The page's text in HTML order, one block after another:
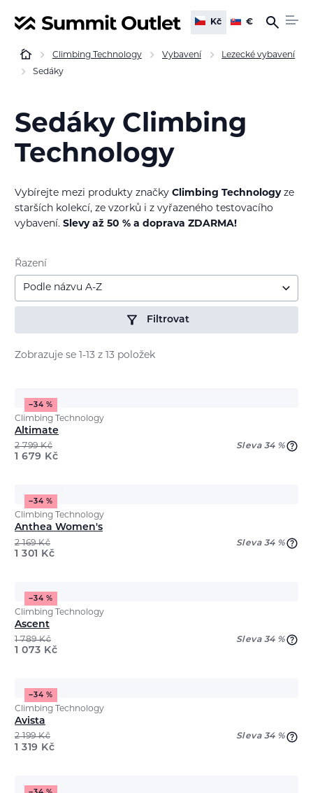
Kč €
Climbing Technology Vybavení
Lezecké vybavení
Sedáky
Sedáky Climbing
Technology
Vybírejte mezi produkty značky Climbing Technologyze
starších kolekcí, ze vzorků i z vyřazeného testovacího
vybavení. Slevy až 50 % a doprava ZDARMA!
Řazení
Podle názvu A-Z
Filtrovat
Zobrazuje se 1-13 z 13 položek
−34 %
Climbing Technology
Altimate
2 799Kč Sleva 34 %
1 679 Kč
−34 %
Climbing Technology
Anthea Women's
2 169Kč Sleva 34 %
1 301 Kč
−34 %
Climbing Technology
Ascent
1 789Kč Sleva 34 %
1 073 Kč
−34 %
Climbing Technology
Avista
2 199Kč Sleva 34 %
1 319 Kč